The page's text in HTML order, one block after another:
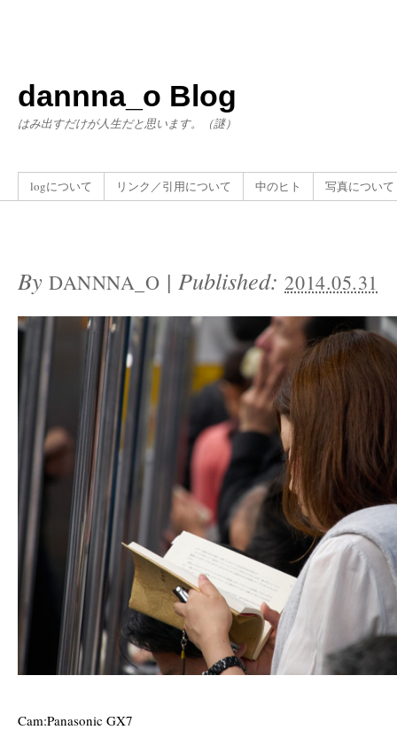
dannna_o Blog
はみ出すだけが人生だと思います。（謎）
logについて リンク／引用について 中のヒト 写真について
By DANNNA_O |Published:2014.05.31
Cam:Panasonic GX7